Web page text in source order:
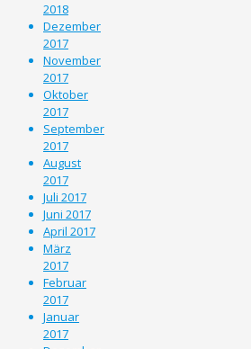
2018
Dezember
2017
November
2017
Oktober
2017
September
2017
August
2017
Juli 2017
Juni 2017
April 2017
März
2017
Februar
2017
Januar
2017